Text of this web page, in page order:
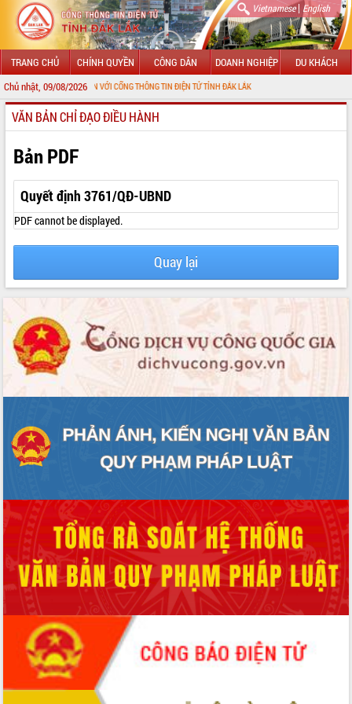
Vietnamese| English
TRANG CHỦ CHÍNH QUYỀN CÔNG DÂN DOANH NGHIỆP DU KHÁCH
Chủ nhật, 09/08/2026
MỪNG ĐẾN VỚI CỔNG THÔNG TIN ĐIỆN TỬ TỈNH ĐẮK LẮK
GIỚI THIỆU
LÃNH ĐẠO UBND TỈNH
TIN TỨC SỰ KIỆN
SỞ, BAN, NGÀNH
UBND CÁC XÃ, PHƯỜNG
THÔNG TIN CHỈ ĐẠO ĐIỀU HÀNH
VĂN BẢN HĐND TỈNH
ĐIỂM TIN VĂN BẢN
VĂN BẢN CHỈ ĐẠO ĐIỀU HÀNH
Bản PDF
Quyết định 3761/QĐ-UBND
PDF cannot be displayed.
Quay lại